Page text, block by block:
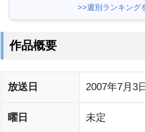
>>週別ランキング
作品概要
放送日 2007年7月3
曜日 未定